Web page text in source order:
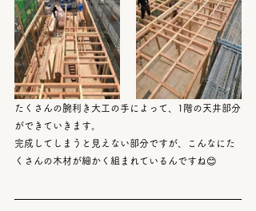
たくさんの腕利き大工の手によって、1階の天井部分
ができていきます。
完成してしまうと見えない部分ですが、こんなにた
くさんの木材が細かく組まれているんですね😊